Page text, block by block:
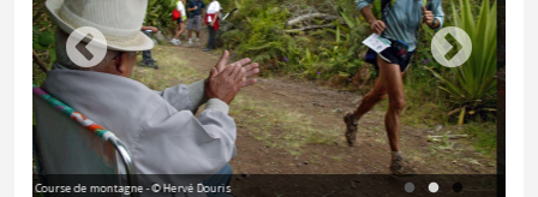
Canyoning à Fleur jaune - © Hervé Douris